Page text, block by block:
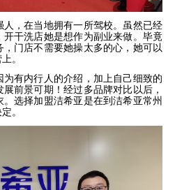
，在当地拥有一所驾校。虽然已经
干洗店她是想作为副业来做。毕竟
门店不需要她操太多的心，她可以
。
有内行人的介绍，加上自己细致的
前景可期！经过多品牌对比以后，
选择加盟洁希亚是在到洁希亚常州
。